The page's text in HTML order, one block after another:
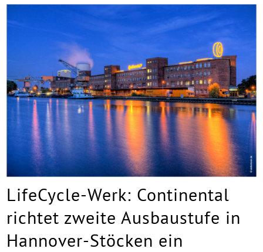
LifeCycle-Werk: Continental
richtet zweite Ausbaustufe in
Hannover-Stöcken ein